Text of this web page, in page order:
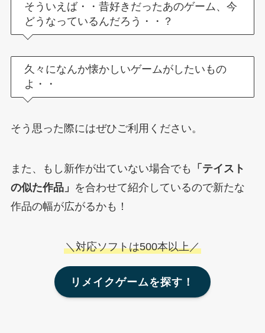
そういえば・・昔好きだったあのゲーム、今
どうなっているんだろう・・？
久々になんか懐かしいゲームがしたいもの
よ・・
そう思った際にはぜひご利用ください。
また、もし新作が出ていない場合でも
「テイスト
の似た作品」 を合わせて紹介しているので新たな
作品の幅が広がるかも！
＼対応ソフトは500本以上／
リメイクゲームを探す！